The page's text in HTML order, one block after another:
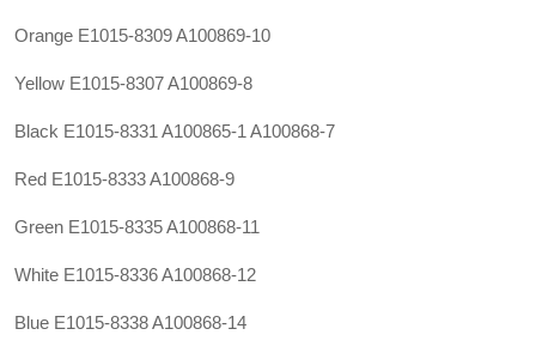
Orange E1015-8309 A100869-10
Yellow E1015-8307 A100869-8
Black E1015-8331 A100865-1 A100868-7
Red E1015-8333 A100868-9
Green E1015-8335 A100868-11
White E1015-8336 A100868-12
Blue E1015-8338 A100868-14